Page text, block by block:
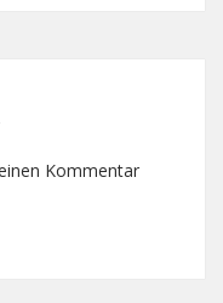
Kommentar